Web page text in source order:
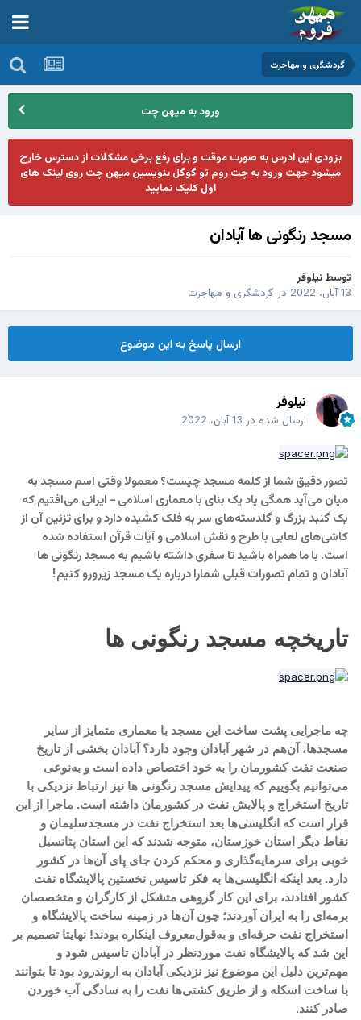
گردشگری و مهاجرت
ورود به میهن چت
بزودی این ادرس به صورت موقت و برای رفع برخی مشکلات از دسترس خارج
میشود جهت ورود به چت روم تو گوگل بنویسین میهن چت روی لینک های
اول کلیک نمایید
مسجد رنگونی ها آبادان
توسط نیلوفر
13 آبان، 2022
در گردشگری و مهاجرت
ارسال پاسخ به این موضوع
نیلوفر
ارسال شده در 13 آبان، 2022
تصور دقیق شما از کلمه مسجد چیست؟ معمولا وقتی اسم مسجد به
میان می‌آید همگی یاد یک بنای با معماری اسلامی – ایرانی می‌افتیم که
یک گنبد بزرگ و گلدسته‌های سر به فلک کشیده دارد و برای تزئین آن از
کاشی‌های لعابی با طرح و نقش اسلامی و آیات قرآن استفاده شده
است. با ما همراه باشید تا سفری داشته باشیم به مسجد رنگونی ها
آبادان و تمام تصورات قبلی شمارا درباره یک مسجد زیرورو کنیم!
تاریخچه مسجد رنگونی ها
چه ماجرایی پشت ساخت این مسجد با معماری متمایز از سایر
مسجدها، آن‌هم در شهر آبادان وجود دارد؟ آبادان بخشی از تاریخ
صنعت نفت کشورمان را به خود اختصاص داده است و به‌نوعی
می‌توانیم بگوییم که پیدایش مسجد رنگونی ها نیز ارتباط نزدیکی با
تاریخ استخراج و پالایش نفت در کشورمان داشته است. ماجرا از این
قرار است که انگلیسی‌ها بعد استخراج نفت در مسجدسلیمان و
نقاط دیگر استان خوزستان، متوجه شدند که این استان پتانسیل
خوبی برای سرمایه‌گذاری و محکم کردن جای پای آن‌ها در کشور
دارد. بعد اینکه انگلیسی‌ها به فکر تاسیس نخستین پالایشگاه نفت
کشور افتادند، برای این کار گروهی متشکل از کارگران و متخصصان
برمه‌ای را به ایران آوردند؛ چون آن‌ها در زمینه ساخت پالایشگاه و
استخراج نفت حرفه‌ای و به‌قول‌معروف اینکاره بودند! نهایتا تصمیم بر
این شد که پالایشگاه نفت موردنظر در آبادان تاسیس شود و
مهم‌ترین دلیل این موضوع نیز نزدیکی آبادان به اروندرود بود تا بتوانند
با ساخت اسکله و از طریق کشتی‌ها نفت را به سادگی آب خوردن
صادر کنند.